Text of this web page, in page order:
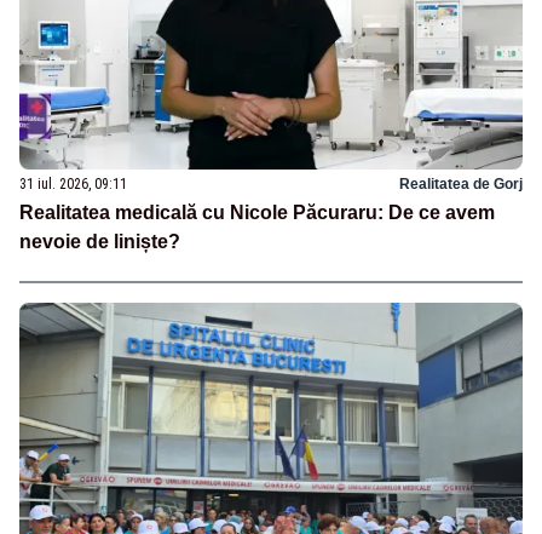
31 iul. 2026, 09:11 Realitatea de Gorj
Realitatea medicală cu Nicole Păcuraru: De ce avem
nevoie de liniște?